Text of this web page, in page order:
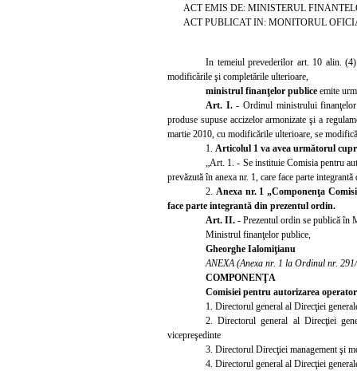
ACT EMIS DE: MINISTERUL
ACT PUBLICAT IN: MONITORUL
In temeiul prevederilor art. 10 alin.
modificările şi completările ulterioare,
ministrul finanţelor publice emite
Art. I. - Ordinul ministrului finanţelor
produse supuse accizelor armonizate şi a
martie 2010, cu modificările ulterioare, se
1. Articolul 1 va avea următorul
„Art. 1. - Se instituie Comisia pentru
prevăzută în anexa nr. 1, care face parte
2. Anexa nr. 1 „Componenţa
face parte integrantă din prezentul ordin.
Art. II. - Prezentul ordin se publică în
Ministrul finanţelor publice,
Gheorghe Ialomiţianu
ANEXA (Anexa nr. 1 la Ordinul nr.
COMPONENŢA
Comisiei pentru autorizarea
1. Directorul general al Direcţiei
2. Directorul general al Direcţiei
vicepreşedinte
3. Directorul Direcţiei management şi
4. Directorul general al Direcţiei